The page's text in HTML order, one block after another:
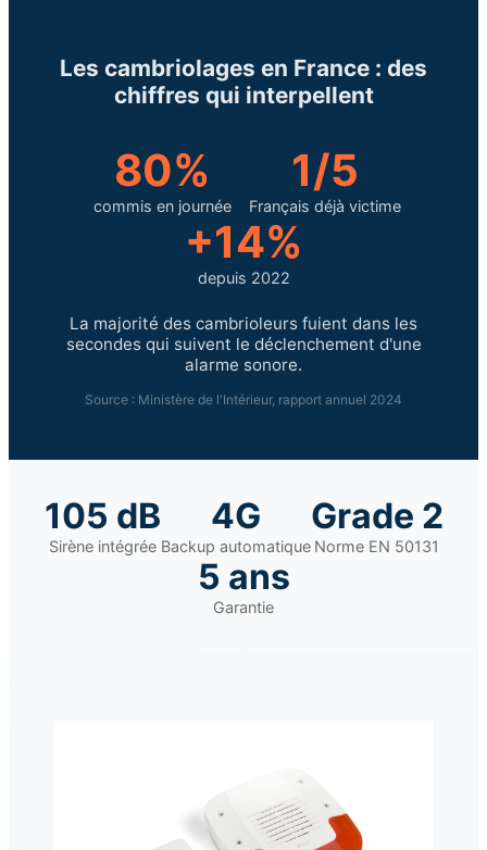
Les cambriolages en France : des
chiffres qui interpellent
80%
commis en journée
1/5
Français déjà victime
+14%
depuis 2022
La majorité des cambrioleurs fuient dans les
secondes qui suivent le déclenchement d'une
alarme sonore.
Source : Ministère de l'Intérieur, rapport annuel 2024
105 dB
Sirène intégrée
4G
Backup automatique
Grade 2
Norme EN 50131
5 ans
Garantie